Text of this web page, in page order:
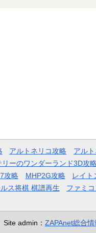
アルトネリコ攻略 アル
リーのワンダーランド3D攻
攻略 MHP2G攻略 レイト
ス将棋 棋譜再生 ファミ
Site admin： ZAPAnet総合情